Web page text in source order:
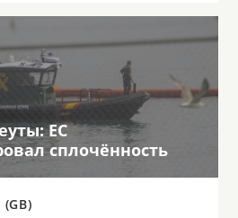
ЕС
сплочённость
(GB)